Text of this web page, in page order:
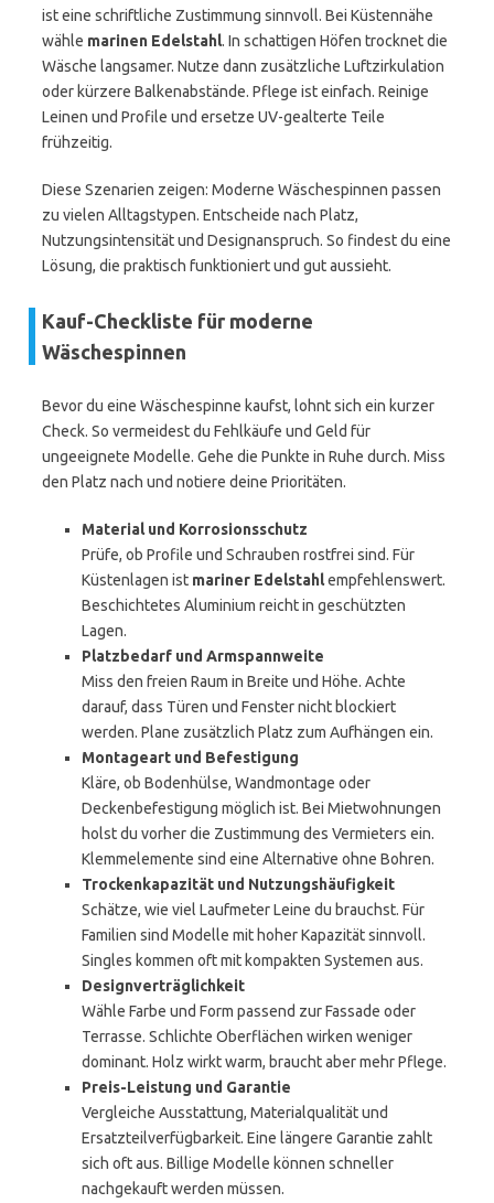
ist eine schriftliche Zustimmung sinnvoll. Bei Küstennähe
wähle marinen Edelstahl. In schattigen Höfen trocknet die
Wäsche langsamer. Nutze dann zusätzliche Luftzirkulation
oder kürzere Balkenabstände. Pflege ist einfach. Reinige
Leinen und Profile und ersetze UV-gealterte Teile
frühzeitig.
Diese Szenarien zeigen: Moderne Wäschespinnen passen
zu vielen Alltagstypen. Entscheide nach Platz,
Nutzungsintensität und Designanspruch. So findest du eine
Lösung, die praktisch funktioniert und gut aussieht.
Kauf-Checkliste für moderne
Wäschespinnen
Bevor du eine Wäschespinne kaufst, lohnt sich ein kurzer
Check. So vermeidest du Fehlkäufe und Geld für
ungeeignete Modelle. Gehe die Punkte in Ruhe durch. Miss
den Platz nach und notiere deine Prioritäten.
Material und Korrosionsschutz
Prüfe, ob Profile und Schrauben rostfrei sind. Für
Küstenlagen ist mariner Edelstahlempfehlenswert.
Beschichtetes Aluminium reicht in geschützten
Lagen.
Platzbedarf und Armspannweite
Miss den freien Raum in Breite und Höhe. Achte
darauf, dass Türen und Fenster nicht blockiert
werden. Plane zusätzlich Platz zum Aufhängen ein.
Montageart und Befestigung
Kläre, ob Bodenhülse, Wandmontage oder
Deckenbefestigung möglich ist. Bei Mietwohnungen
holst du vorher die Zustimmung des Vermieters ein.
Klemmelemente sind eine Alternative ohne Bohren.
Trockenkapazität und Nutzungshäufigkeit
Schätze, wie viel Laufmeter Leine du brauchst. Für
Familien sind Modelle mit hoher Kapazität sinnvoll.
Singles kommen oft mit kompakten Systemen aus.
Designverträglichkeit
Wähle Farbe und Form passend zur Fassade oder
Terrasse. Schlichte Oberflächen wirken weniger
dominant. Holz wirkt warm, braucht aber mehr Pflege.
Preis-Leistung und Garantie
Vergleiche Ausstattung, Materialqualität und
Ersatzteilverfügbarkeit. Eine längere Garantie zahlt
sich oft aus. Billige Modelle können schneller
nachgekauft werden müssen.